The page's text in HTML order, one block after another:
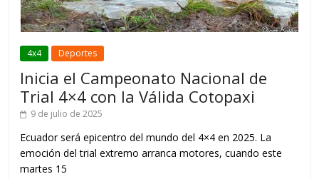
4x4 Deportes
Inicia el Campeonato Nacional de
Trial 4×4 con la Válida Cotopaxi
9 de julio de 2025
Ecuador será epicentro del mundo del 4×4 en 2025. La
emoción del trial extremo arranca motores, cuando este
martes 15